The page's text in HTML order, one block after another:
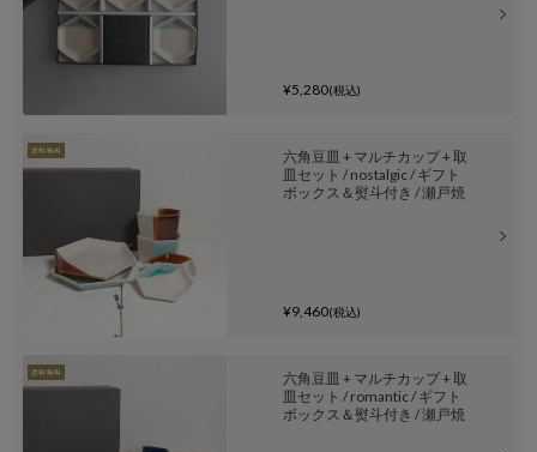
¥5,280(税込)
六角豆皿 + マルチカップ + 取
皿セット / nostalgic / ギフト
ボックス＆熨斗付き / 瀬戸焼
¥9,460(税込)
六角豆皿 + マルチカップ + 取
皿セット / romantic / ギフト
ボックス＆熨斗付き / 瀬戸焼